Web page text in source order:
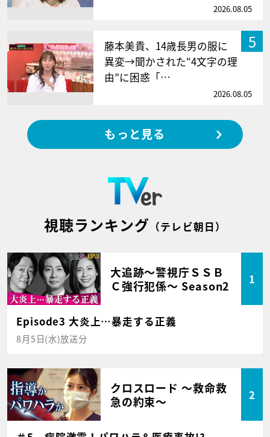
2026.08.05
5
藤本美貴、14歳長男の服に
異変→聞かされた“4文字の理
由”に困惑「…
2026.08.05
もっと見る
視聴ランキング （テレビ朝日）
大追跡～警視庁ＳＳＢ
Ｃ強行犯係～ Season2
1
Episode3 大炎上…暴走する正義
8月5日(水)放送分
クロスロード ～救命救
急の約束～
2